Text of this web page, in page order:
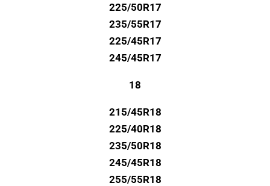
225/50R17
235/55R17
225/45R17
245/45R17
18
215/45R18
225/40R18
235/50R18
245/45R18
255/55R18